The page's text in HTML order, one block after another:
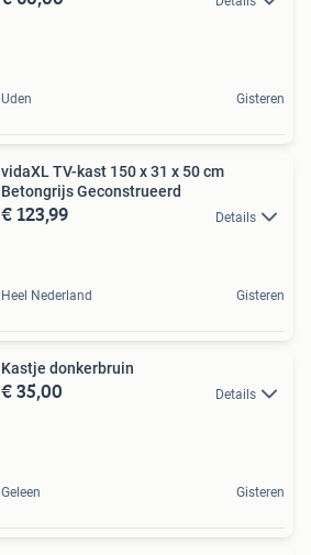
Uden Gisteren
vidaXL TV-kast 150 x 31 x 50 cm
Betongrijs Geconstrueerd
€ 123,99 Details
Heel Nederland Gisteren
Kastje donkerbruin
€ 35,00 Details
Geleen Gisteren